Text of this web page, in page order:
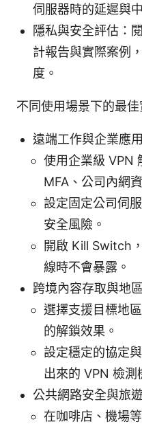
伺服器時的延遲與
隱私與安全評估：
計報告與實際案例
度。
不同使用場景下的最
遠端工作與企業應用
使用企業級 VPN
MFA、公司內網
設定固定公司伺
安全風險。
開啟 Kill Switch
線時不會暴露。
跨境內容存取與地
選擇支援目標地
的解鎖效果。
設定穩定的協定
出來的 VPN 檢測
公共網路安全與旅
在咖啡店、機場